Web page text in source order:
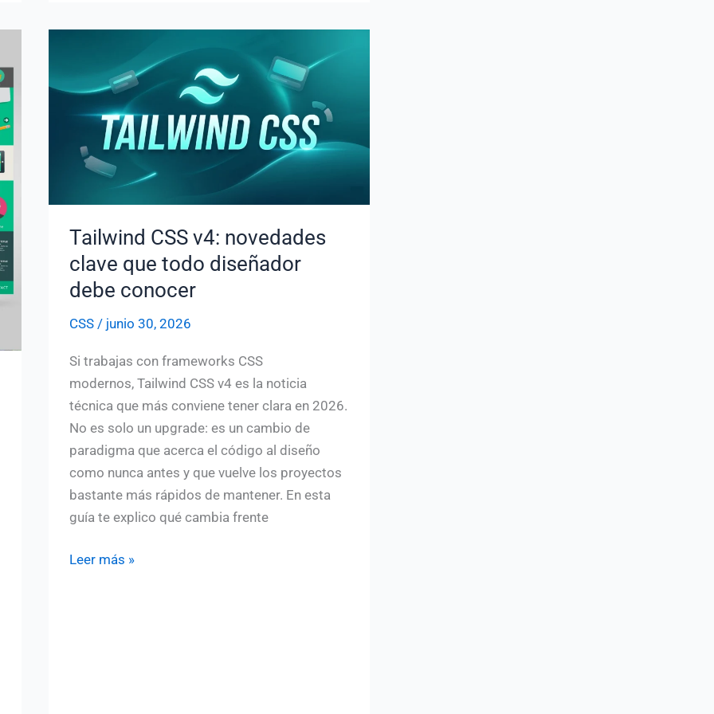
callbacks,
async/await
Tailwind CSS v4: novedades
clave que todo diseñador
debe conocer
CSS/ junio 30, 2026
Si trabajas con frameworks CSS
modernos, Tailwind CSS v4 es la noticia
técnica que más conviene tener clara en 2026.
No es solo un upgrade: es un cambio de
paradigma que acerca el código al diseño
como nunca antes y que vuelve los proyectos
bastante más rápidos de mantener. En esta
guía te explico qué cambia frente
Tailwind
Leer más »